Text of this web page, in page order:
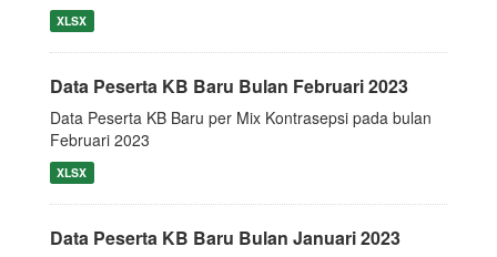
XLSX
Data Peserta KB Baru Bulan Februari 2023
Data Peserta KB Baru per Mix Kontrasepsi pada bulan
Februari 2023
XLSX
Data Peserta KB Baru Bulan Januari 2023